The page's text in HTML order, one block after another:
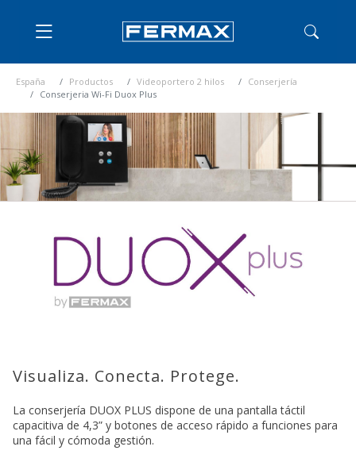
España Productos Videoportero 2 hilos
Conserjería
Conserjeria Wi-Fi Duox Plus
Visualiza. Conecta. Protege.
La conserjería DUOX PLUS dispone de una pantalla táctil
capacitiva de 4,3” y botones de acceso rápido a funciones para
una fácil y cómoda gestión.